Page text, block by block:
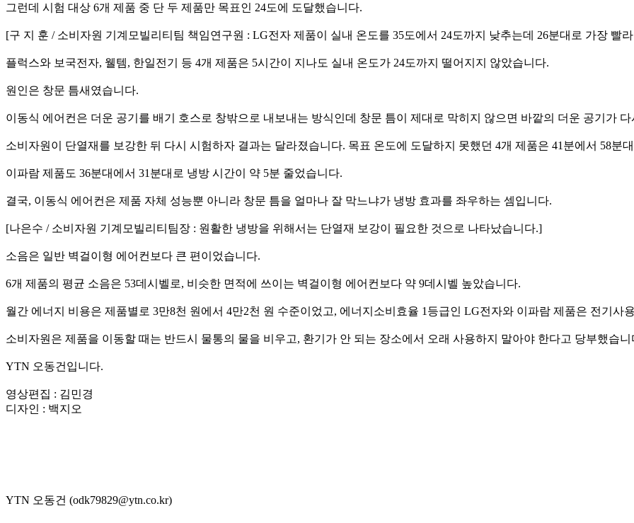
그런데 시험 대상 6개 제품 중 단 두 제품만 목표인 24도에 도달했습니다.
[구 지 훈 / 소비자원 기계모빌리티팀 책임연구원 : LG전자 제품이 실내 온도를 35도에서 24도까지 낮추는데 26분대로 가장 빨
플럭스와 보국전자, 웰템, 한일전기 등 4개 제품은 5시간이 지나도 실내 온도가 24도까지 떨어지지 않았습니다.
원인은 창문 틈새였습니다.
이동식 에어컨은 더운 공기를 배기 호스로 창밖으로 내보내는 방식인데 창문 틈이 제대로 막히지 않으면 바깥의 더운 공기가
소비자원이 단열재를 보강한 뒤 다시 시험하자 결과는 달라졌습니다. 목표 온도에 도달하지 못했던 4개 제품은 41분에서 58분
이파람 제품도 36분대에서 31분대로 냉방 시간이 약 5분 줄었습니다.
결국, 이동식 에어컨은 제품 자체 성능뿐 아니라 창문 틈을 얼마나 잘 막느냐가 냉방 효과를 좌우하는 셈입니다.
[나은수 / 소비자원 기계모빌리티팀장 : 원활한 냉방을 위해서는 단열재 보강이 필요한 것으로 나타났습니다.]
소음은 일반 벽걸이형 에어컨보다 큰 편이었습니다.
6개 제품의 평균 소음은 53데시벨로, 비슷한 면적에 쓰이는 벽걸이형 에어컨보다 약 9데시벨 높았습니다.
월간 에너지 비용은 제품별로 3만8천 원에서 4만2천 원 수준이었고, 에너지소비효율 1등급인 LG전자와 이파람 제품은 전기사
소비자원은 제품을 이동할 때는 반드시 물통의 물을 비우고, 환기가 안 되는 장소에서 오래 사용하지 말아야 한다고 당부했습니
YTN 오동건입니다.
영상편집 : 김민경
디자인 : 백지오
YTN 오동건 (odk79829@ytn.co.kr)